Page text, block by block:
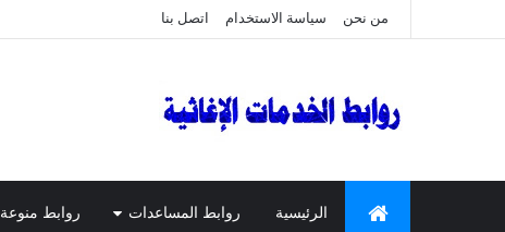
من نحن سياسة الاستخدام اتصل بنا
الرئيسية روابط المساعدات روابط منوعة